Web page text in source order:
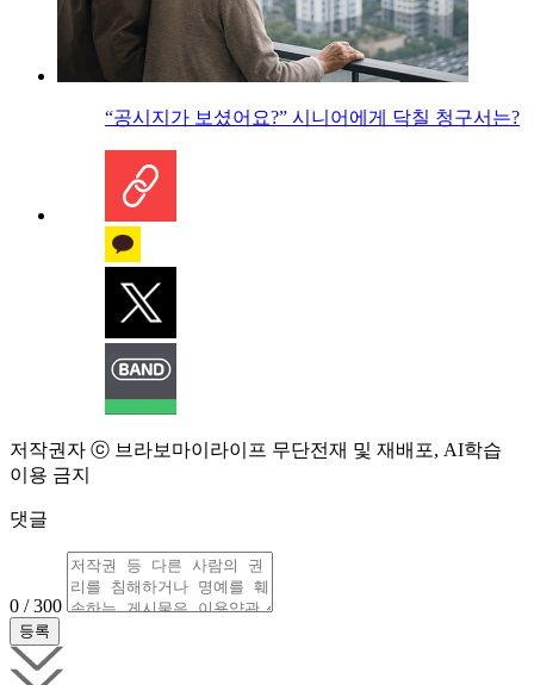
“공시지가 보셨어요?” 시니어에게 닥칠 청구서는?
저작권자 ⓒ 브라보마이라이프 무단전재 및 재배포, AI학습
이용 금지
댓글
0 / 300